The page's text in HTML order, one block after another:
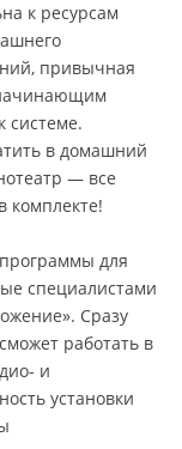
к ресурсам
привычная
системе.
в домашний
— все
комплекте!
для
специалистами
Сразу
работать в
и
установки